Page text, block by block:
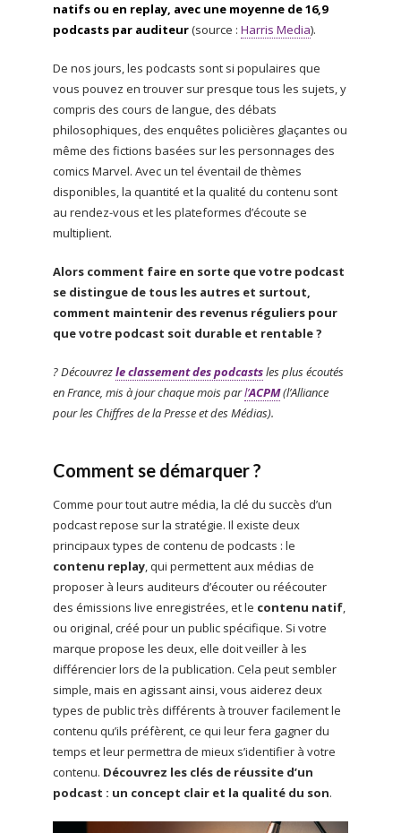
natifs ou en replay, avec une moyenne de 16,9
podcasts par auditeur(source : Harris Media).
De nos jours, les podcasts sont si populaires que
vous pouvez en trouver sur presque tous les sujets, y
compris des cours de langue, des débats
philosophiques, des enquêtes policières glaçantes ou
même des fictions basées sur les personnages des
comics Marvel. Avec un tel éventail de thèmes
disponibles, la quantité et la qualité du contenu sont
au rendez-vous et les plateformes d’écoute se
multiplient.
Alors comment faire en sorte que votre podcast
se distingue de tous les autres et surtout,
comment maintenir des revenus réguliers pour
que votre podcast soit durable et rentable ?
? Découvrezle classement des podcastsles plus écoutés
en France, mis à jour chaque mois parl’ACPM(l’Alliance
pour les Chiffres de la Presse et des Médias).
Comment se démarquer ?
Comme pour tout autre média, la clé du succès d’un
podcast repose sur la stratégie. Il existe deux
principaux types de contenu de podcasts : le
contenu replay, qui permettent aux médias de
proposer à leurs auditeurs d’écouter ou réécouter
des émissions live enregistrées, et le contenu natif,
ou original, créé pour un public spécifique. Si votre
marque propose les deux, elle doit veiller à les
différencier lors de la publication. Cela peut sembler
simple, mais en agissant ainsi, vous aiderez deux
types de public très différents à trouver facilement le
contenu qu’ils préfèrent, ce qui leur fera gagner du
temps et leur permettra de mieux s’identifier à votre
contenu. Découvrez les clés de réussite d’un
podcast : un concept clair et la qualité du son.